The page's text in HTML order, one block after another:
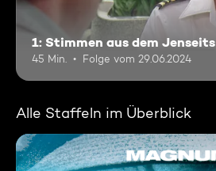
1: Stimmen aus dem Jenseits
45 Min. Folge vom 29.06.2024
Alle Staffeln im Überblick